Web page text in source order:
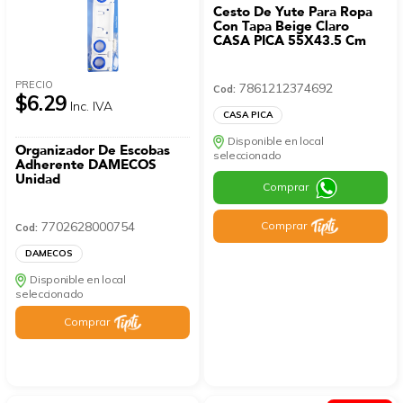
PRECIO
$6.29 Inc. IVA
Organizador De Escobas
Adherente DAMECOS
Unidad
Cod: 7702628000754
DAMECOS
Disponible en local
seleccionado
Comprar
Cesto De Yute Para Ropa
Con Tapa Beige Claro
CASA PICA 55X43.5 Cm
Cod: 7861212374692
CASA PICA
Disponible en local
seleccionado
Comprar
Comprar